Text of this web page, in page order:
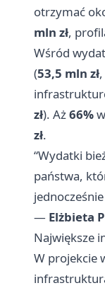
otrzymać
mln zł,
Wśród
(53,5 mln zł
zł). Aż66%
zł.
“Wydatki
państwa,
— Elżbieta
Największe
W projekcie